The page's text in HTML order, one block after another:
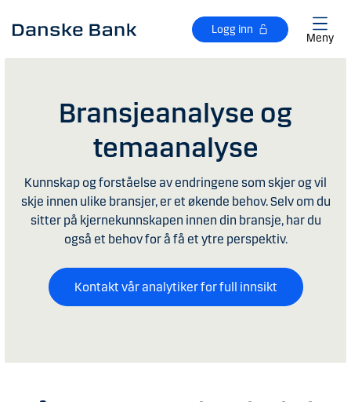
Logg inn
Meny
Bransjeanalyse og
temaanalyse
Kunnskap og forståelse av endringene som skjer og vil
skje innen ulike bransjer, er et økende behov. Selv om du
sitter på kjernekunnskapen innen din bransje, har du
også et behov for å få et ytre perspektiv.
Kontakt vår analytiker for full innsikt